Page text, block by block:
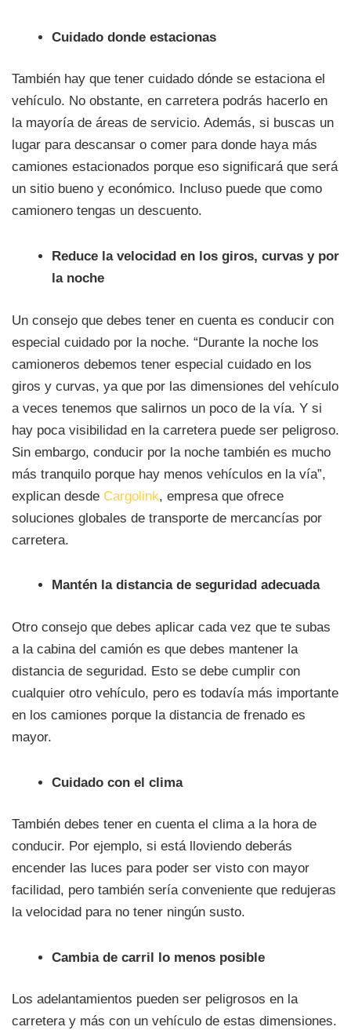
Cuidado donde estacionas
También hay que tener cuidado dónde se estaciona el
vehículo. No obstante, en carretera podrás hacerlo en
la mayoría de áreas de servicio. Además, si buscas un
lugar para descansar o comer para donde haya más
camiones estacionados porque eso significará que será
un sitio bueno y económico. Incluso puede que como
camionero tengas un descuento.
Reduce la velocidad en los giros, curvas y por
la noche
Un consejo que debes tener en cuenta es conducir con
especial cuidado por la noche. “Durante la noche los
camioneros debemos tener especial cuidado en los
giros y curvas, ya que por las dimensiones del vehículo
a veces tenemos que salirnos un poco de la vía. Y si
hay poca visibilidad en la carretera puede ser peligroso.
Sin embargo, conducir por la noche también es mucho
más tranquilo porque hay menos vehículos en la vía”,
explican desde Cargolink, empresa que ofrece
soluciones globales de transporte de mercancías por
carretera.
Mantén la distancia de seguridad adecuada
Otro consejo que debes aplicar cada vez que te subas
a la cabina del camión es que debes mantener la
distancia de seguridad. Esto se debe cumplir con
cualquier otro vehículo, pero es todavía más importante
en los camiones porque la distancia de frenado es
mayor.
Cuidado con el clima
También debes tener en cuenta el clima a la hora de
conducir. Por ejemplo, si está lloviendo deberás
encender las luces para poder ser visto con mayor
facilidad, pero también sería conveniente que redujeras
la velocidad para no tener ningún susto.
Cambia de carril lo menos posible
Los adelantamientos pueden ser peligrosos en la
carretera y más con un vehículo de estas dimensiones.